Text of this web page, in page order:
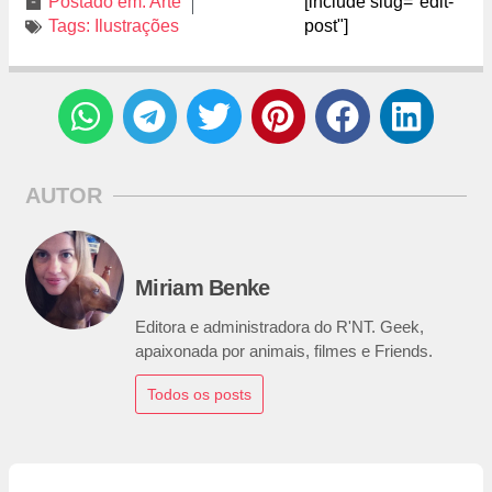
Tags:
Ilustrações
post"]
AUTOR
Miriam Benke
Editora e administradora do R'NT. Geek,
apaixonada por animais, filmes e Friends.
Todos os posts